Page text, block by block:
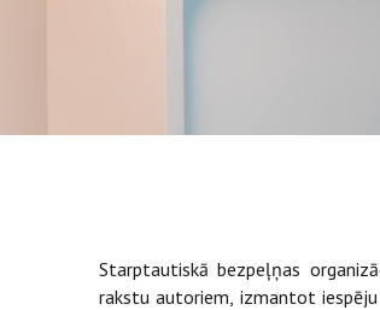
Starptautiskā bezpeļņas
rakstu autoriem, izmantot